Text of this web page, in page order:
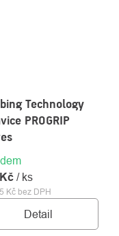
Technology
PROGRIP
Kč bez DPH
/ ks
Detail